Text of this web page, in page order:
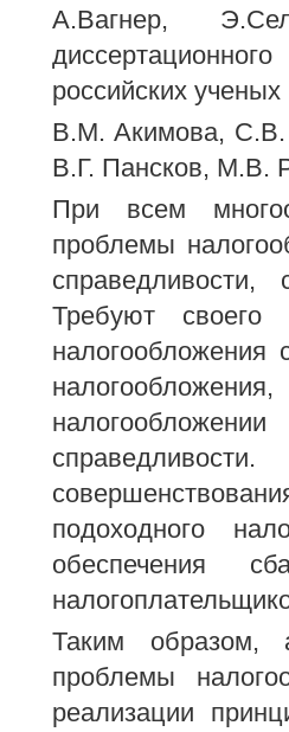
A.Вагнер,
российских ученых
B.М. Акимова, C.B.
В.Г. Пансков, М.В.
При всем
проблемы
Требуют своего
налогообложения
подоходного
обеспечения
Таким образом,
проблемы
реализации